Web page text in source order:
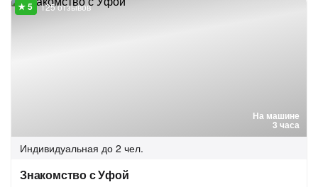
На машине
3 часа
125 отзывов
Индивидуальная до 2 чел.
Знакомство с Уфой